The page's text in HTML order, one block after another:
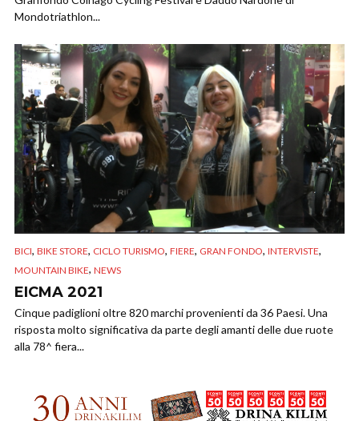
Mondotriathlon...
BICI, BIKE STORE, CICLO TURISMO, FIERE, GRAN FONDO, INTERVISTE,
MOUNTAIN BIKE, NEWS
EICMA 2021
Cinque padiglioni oltre 820 marchi provenienti da 36 Paesi. Una
risposta molto significativa da parte degli amanti delle due ruote
alla 78^ fiera...